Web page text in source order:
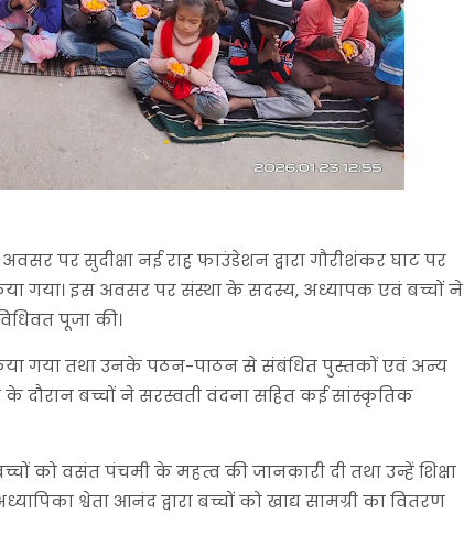
पर सुदीक्षा नई राह फाउंडेशन द्वारा गौरीशंकर घाट पर
गया। इस अवसर पर संस्था के सदस्य, अध्यापक एवं बच्चों ने
पूजा की।
गया तथा उनके पठन-पाठन से संबंधित पुस्तकों एवं अन्य
के दौरान बच्चों ने सरस्वती वंदना सहित कई सांस्कृतिक
को वसंत पंचमी के महत्व की जानकारी दी तथा उन्हें शिक्षा
श्वेता आनंद द्वारा बच्चों को खाद्य सामग्री का वितरण